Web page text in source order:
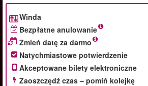
Winda
Bezpłatne anulowanie
Zmień datę za darmo
Natychmiastowe potwierdzenie
Akceptowane bilety elektroniczne
Zaoszczędź czas – pomiń kolejkę